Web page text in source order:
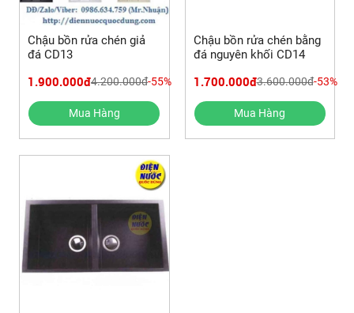
Chậu bồn rửa chén giả
đá CD13
1.900.000đ4.200.000đ-55%
Mua Hàng
Chậu bồn rửa chén bằng
đá nguyên khối CD14
1.700.000đ3.600.000đ-53%
Mua Hàng